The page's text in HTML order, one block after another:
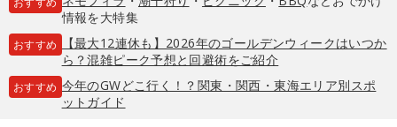
情報を大特集
おすすめ
【最大12連休も】2026年のゴールデンウィークはいつか
ら？混雑ピーク予想と回避術をご紹介
おすすめ 今年のGWどこ行く！？関東・関西・東海エリア別スポ
ットガイド